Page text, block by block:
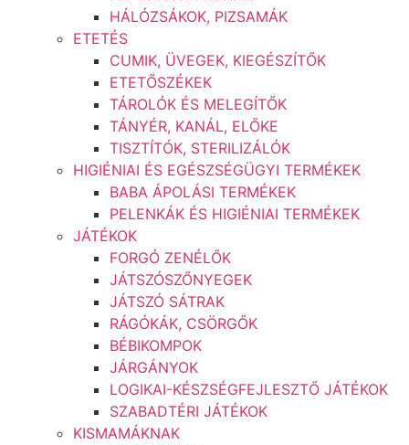
HÁLÓZSÁKOK, PIZSAMÁK
ETETÉS
CUMIK, ÜVEGEK, KIEGÉSZÍTŐK
ETETŐSZÉKEK
TÁROLÓK ÉS MELEGÍTŐK
TÁNYÉR, KANÁL, ELŐKE
TISZTÍTÓK, STERILIZÁLÓK
HIGIÉNIAI ÉS EGÉSZSÉGÜGYI TERMÉKEK
BABA ÁPOLÁSI TERMÉKEK
PELENKÁK ÉS HIGIÉNIAI TERMÉKEK
JÁTÉKOK
FORGÓ ZENÉLŐK
JÁTSZÓSZŐNYEGEK
JÁTSZÓ SÁTRAK
RÁGÓKÁK, CSÖRGŐK
BÉBIKOMPOK
JÁRGÁNYOK
LOGIKAI-KÉSZSÉGFEJLESZTŐ JÁTÉKOK
SZABADTÉRI JÁTÉKOK
KISMAMÁKNAK